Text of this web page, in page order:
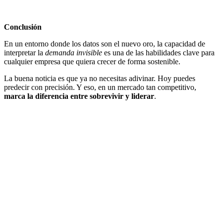
Conclusión
En un entorno donde los datos son el nuevo oro, la capacidad de
interpretar la demanda invisible es una de las habilidades clave para
cualquier empresa que quiera crecer de forma sostenible.
La buena noticia es que ya no necesitas adivinar. Hoy puedes
predecir con precisión. Y eso, en un mercado tan competitivo,
marca la diferencia entre sobrevivir y liderar.